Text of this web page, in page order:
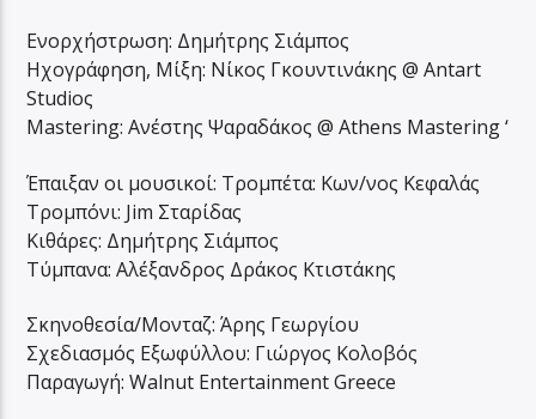
Ενορχήστρωση: Δημήτρης Σιάμπος
Ηχογράφηση, Μίξη: Νίκος Γκουντινάκης @ Antart
Studioς
Mastering: Ανέστης Ψαραδάκος @ Athens Mastering ‘
Έπαιξαν οι μουσικοί: Τρομπέτα: Κων/νος Κεφαλάς
Τρομπόνι: Jim Σταρίδας
Κιθάρες: Δημήτρης Σιάμπος
Τύμπανα: Αλέξανδρος Δράκος Κτιστάκης
Σκηνοθεσία/Μονταζ: Άρης Γεωργίου
Σχεδιασμός Εξωφύλλου: Γιώργος Κολοβός
Παραγωγή: Walnut Entertainment Greece